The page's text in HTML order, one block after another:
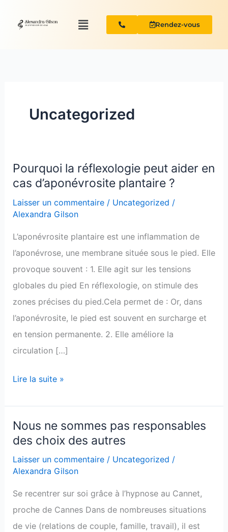
Rendez-vous
Menu
Uncategorized
Pourquoi la réflexologie peut aider en
cas d’aponévrosite plantaire ?
Laisser un commentaire / Uncategorized /
Alexandra Gilson
L’aponévrosite plantaire est une inflammation de
l’aponévrose, une membrane située sous le pied. Elle
provoque souvent : 1. Elle agit sur les tensions
globales du pied En réflexologie, on stimule des
zones précises du pied.Cela permet de : Or, dans
l’aponévrosite, le pied est souvent en surcharge et
en tension permanente. 2. Elle améliore la
circulation […]
Pourquoi
la
réflexologie
peut
aider
en
cas
d’aponévrosite
plantaire
?
Lire la suite »
Nous ne sommes pas responsables
des choix des autres
Laisser un commentaire / Uncategorized /
Alexandra Gilson
Se recentrer sur soi grâce à l’hypnose au Cannet,
proche de Cannes Dans de nombreuses situations
de vie (relations de couple, famille, travail), il est
Nous
ne
sommes
pas
responsables
des
choix